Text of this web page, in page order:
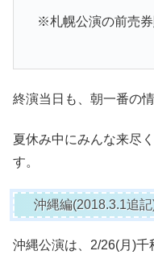
※札幌公演の前売券
終演当日も、朝一番の
夏休み中にみんな来尽
す。
沖縄編(2018.3.1追
沖縄公演は、2/26(月)千